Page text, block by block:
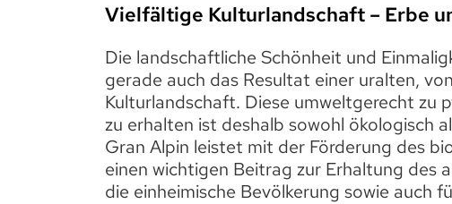
Vielfältige Kulturlandschaft – Erbe
Die landschaftliche Schönheit und
gerade auch das Resultat einer uralten,
Kulturlandschaft. Diese umweltgerecht zu
zu erhalten ist deshalb sowohl ökologisch
Gran Alpin leistet mit der Förderung des
einen wichtigen Beitrag zur Erhaltung des
die einheimische Bevölkerung sowie auch